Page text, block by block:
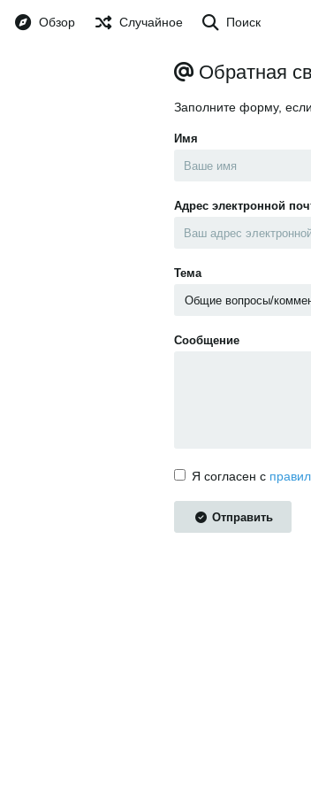
Обзор Случайное Поиск
Обратная
Заполните форму,
Имя
Адрес электронной
Тема
Сообщение
Я согласен с
Отправить